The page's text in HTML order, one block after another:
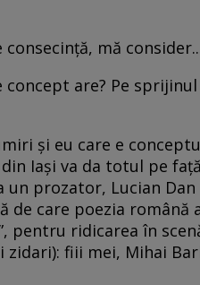
mă
concept are? Pe
și eu care e
Iași va da totul pe
un prozator, Lucian
de care poezia română
pentru ridicarea în
fiii mei, Mihai